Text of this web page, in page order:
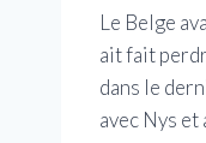
Le Belge
ait fait
dans le
avec Nys